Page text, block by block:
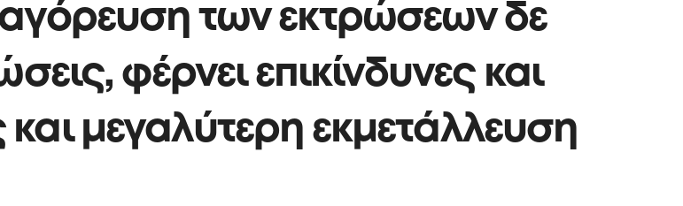
των εκτρώσεων δε
φέρνει επικίνδυνες και
μεγαλύτερη εκμετάλλευση